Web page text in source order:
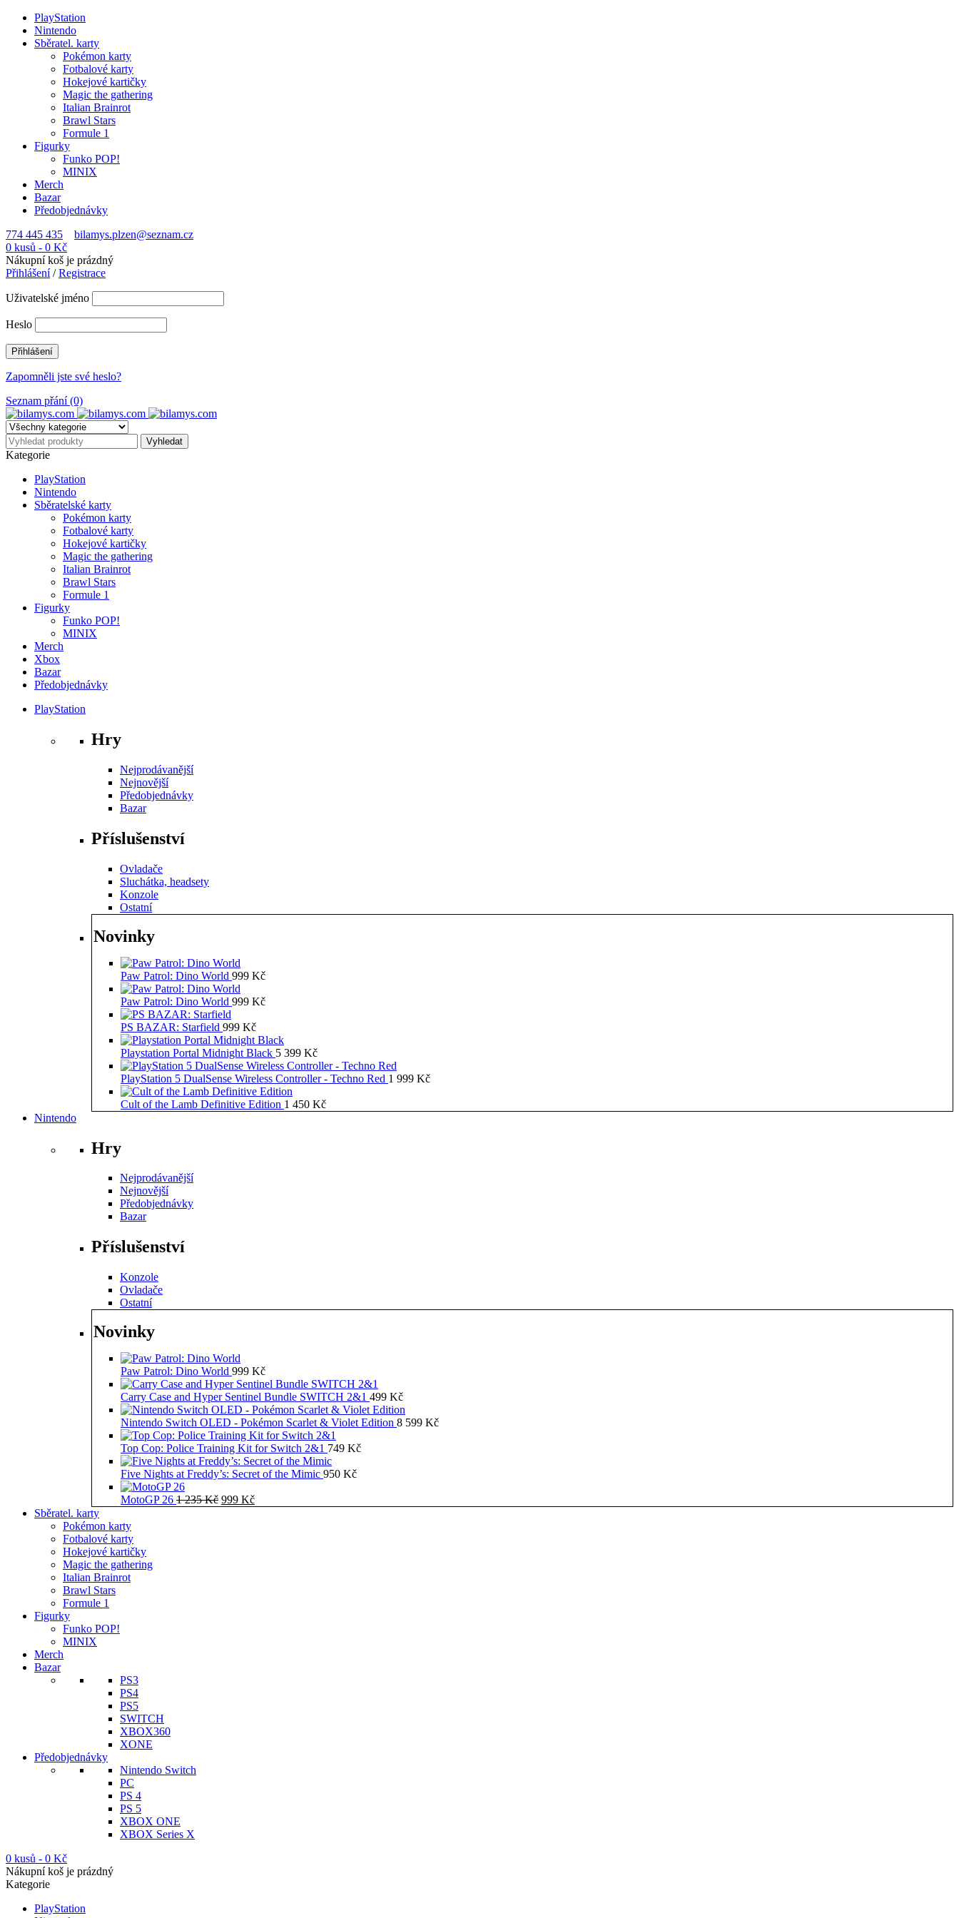
PlayStation
Nintendo
Sběratel. karty
Pokémon karty
Fotbalové karty
Hokejové kartičky
Magic the gathering
Italian Brainrot
Brawl Stars
Formule 1
Figurky
Funko POP!
MINIX
Merch
Bazar
Předobjednávky
774 445 435
bilamys.plzen@seznam.cz
0 kusů - 0 Kč
Nákupní koš je prázdný
Přihlášení/Registrace
Uživatelské jméno
Heslo
Zapomněli jste své heslo?
Seznam přání (0)
Kategorie
PlayStation
Nintendo
Sběratelské karty
Pokémon karty
Fotbalové karty
Hokejové kartičky
Magic the gathering
Italian Brainrot
Brawl Stars
Formule 1
Figurky
Funko POP!
MINIX
Merch
Xbox
Bazar
Předobjednávky
PlayStation
Hry
Nejprodávanější
Nejnovější
Předobjednávky
Bazar
Příslušenství
Ovladače
Sluchátka, headsety
Konzole
Ostatní
Novinky
Paw Patrol: Dino World 999 Kč
Paw Patrol: Dino World 999 Kč
PS BAZAR: Starfield 999 Kč
Playstation Portal Midnight Black 5 399 Kč
PlayStation 5 DualSense Wireless Controller - Techno Red 1 999 Kč
Cult of the Lamb Definitive Edition 1 450 Kč
Nintendo
Hry
Nejprodávanější
Nejnovější
Předobjednávky
Bazar
Příslušenství
Konzole
Ovladače
Ostatní
Novinky
Paw Patrol: Dino World 999 Kč
Carry Case and Hyper Sentinel Bundle SWITCH 2&1 499 Kč
Nintendo Switch OLED - Pokémon Scarlet & Violet Edition 8 599 Kč
Top Cop: Police Training Kit for Switch 2&1 749 Kč
Five Nights at Freddy’s: Secret of the Mimic 950 Kč
MotoGP 26 1 235Kč Původní
999 KčAktuální
Sběratel. karty
Pokémon karty
Fotbalové karty
Hokejové kartičky
Magic the gathering
Italian Brainrot
Brawl Stars
Formule 1
Figurky
Funko POP!
MINIX
Merch
Bazar
PS3
PS4
PS5
SWITCH
XBOX360
XONE
Předobjednávky
Nintendo Switch
PC
PS 4
PS 5
XBOX ONE
XBOX Series X
0 kusů - 0 Kč
Nákupní koš je prázdný
Kategorie
PlayStation